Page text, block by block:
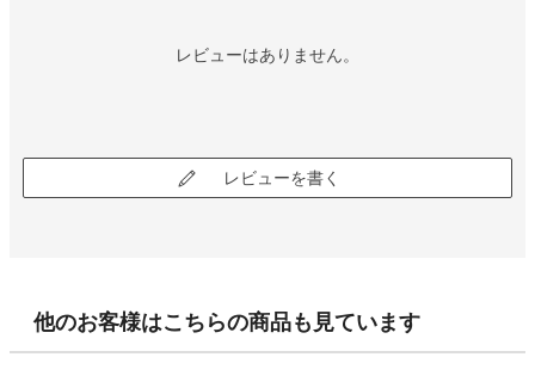
レビューはありません。
レビューを書く
他のお客様はこちらの商品も見ています